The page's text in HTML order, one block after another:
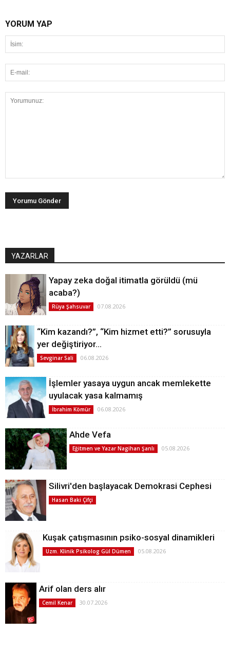
YORUM YAP
YAZARLAR
Yapay zeka doğal itimatla görüldü (mü
acaba?)
Rüya Şahsuvar 07.08.2026
“Kim kazandı?”, “Kim hizmet etti?” sorusuyla
yer değiştiriyor…
Sevginar Sali 06.08.2026
İşlemler yasaya uygun ancak memlekette
uyulacak yasa kalmamış
İbrahim Kömür 06.08.2026
Ahde Vefa
Eğitmen ve Yazar Nagihan Şanlı 05.08.2026
Silivri'den başlayacak Demokrasi Cephesi
Hasan Baki Çifçi
Kuşak çatışmasının psiko-sosyal dinamikleri
Uzm. Klinik Psikolog Gül Dümen 05.08.2026
Arif olan ders alır
Cemil Kenar 30.07.2026